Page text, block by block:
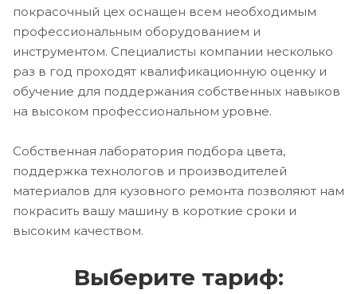
покрасочный цех оснащен всем необходимым
профессиональным оборудованием и
инструментом. Специалисты компании несколько
раз в год проходят квалификационную оценку и
обучение для поддержания собственных навыков
на высоком профессиональном уровне.
Собственная лаборатория подбора цвета,
поддержка технологов и производителей
материалов для кузовного ремонта позволяют нам
покрасить вашу машину в короткие сроки и
высоким качеством.
Выберите тариф: